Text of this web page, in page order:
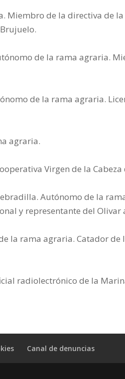
Miembro de la directiva de
de la rama agraria.
de la rama agraria.
agraria.
Virgen de la Cabeza
Autónomo de la
y representante del Olivar a
rama agraria. Catador de
radiolectrónico de la
Canal de denuncias